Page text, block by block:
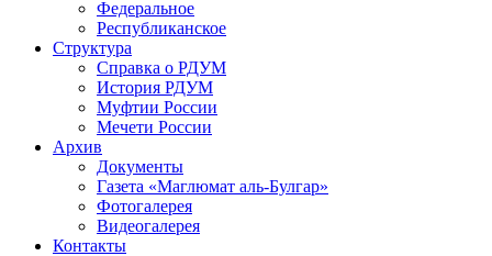
Федеральное
Республиканское
Структура
Справка о РДУМ
История РДУМ
Муфтии России
Мечети России
Архив
Документы
Газета «Маглюмат аль-Булгар»
Фотогалерея
Видеогалерея
Контакты